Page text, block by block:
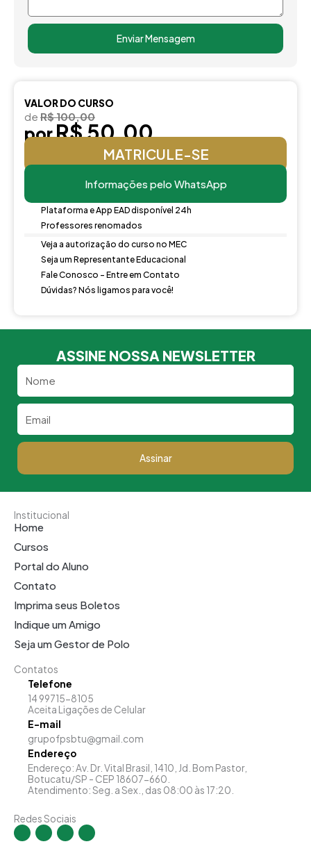
Enviar Mensagem
VALOR DO CURSO
de R$ 100,00
porR$ 50,00
MATRICULE-SE
Informações pelo WhatsApp
Plataforma e App EAD disponível 24h
Professores renomados
Veja a autorização do curso no MEC
Seja um Representante Educacional
Fale Conosco - Entre em Contato
Dúvidas? Nós ligamos para você!
ASSINE NOSSA NEWSLETTER
Assinar
Institucional
Home
Cursos
Portal do Aluno
Contato
Imprima seus Boletos
Indique um Amigo
Seja um Gestor de Polo
Contatos
Telefone
14 99715-8105
Aceita Ligações de Celular
E-mail
grupofpsbtu@gmail.com
Endereço
Endereço: Av. Dr. Vital Brasil, 1410, Jd. Bom Pastor,
Botucatu/SP - CEP 18607-660.
Atendimento: Seg. a Sex., das 08:00 às 17:20.
Redes Sociais
I
F
Y
L